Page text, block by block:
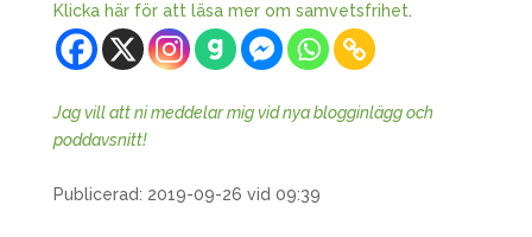
Klicka här för att läsa mer om samvetsfrihet.
Jag vill att ni meddelar mig vid nya blogginlägg och
poddavsnitt!
Publicerad: 2019-09-26 vid 09:39